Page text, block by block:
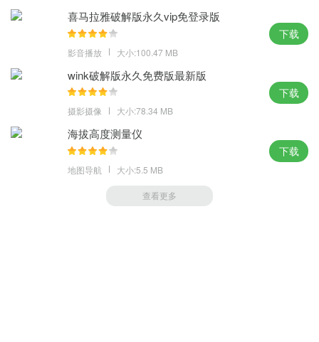
让世界不再有丑女人，只有越来越精致的女人。
喜马拉雅破解版永久vip免登录版
影音播放 大小:100.47 MB
下载
wink破解版永久免费版最新版
摄影摄像 大小:78.34 MB
下载
海拔高度测量仪
地图导航 大小:5.5 MB
下载
查看更多